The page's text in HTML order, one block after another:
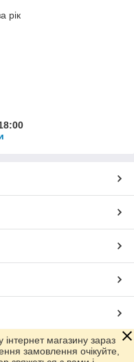
рік
магазину зараз
замовлення очікуйте,